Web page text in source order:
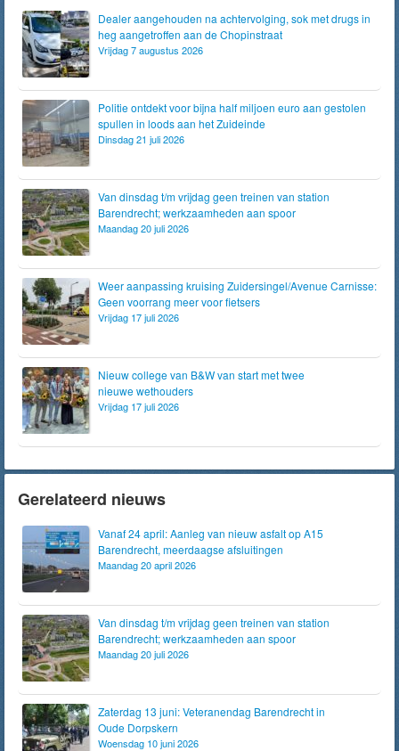
Dealer aangehouden na achtervolging, sok met drugs in
heg aangetroffen aan de Chopinstraat
Vrijdag 7 augustus 2026
Politie ontdekt voor bijna half miljoen euro aan gestolen
spullen in loods aan het Zuideinde
Dinsdag 21 juli 2026
Van dinsdag t/m vrijdag geen treinen van station
Barendrecht; werkzaamheden aan spoor
Maandag 20 juli 2026
Weer aanpassing kruising Zuidersingel/Avenue Carnisse:
Geen voorrang meer voor fietsers
Vrijdag 17 juli 2026
Nieuw college van B&W van start met twee
nieuwe wethouders
Vrijdag 17 juli 2026
Gerelateerd nieuws
Vanaf 24 april: Aanleg van nieuw asfalt op A15
Barendrecht, meerdaagse afsluitingen
Maandag 20 april 2026
Van dinsdag t/m vrijdag geen treinen van station
Barendrecht; werkzaamheden aan spoor
Maandag 20 juli 2026
Zaterdag 13 juni: Veteranendag Barendrecht in
Oude Dorpskern
Woensdag 10 juni 2026